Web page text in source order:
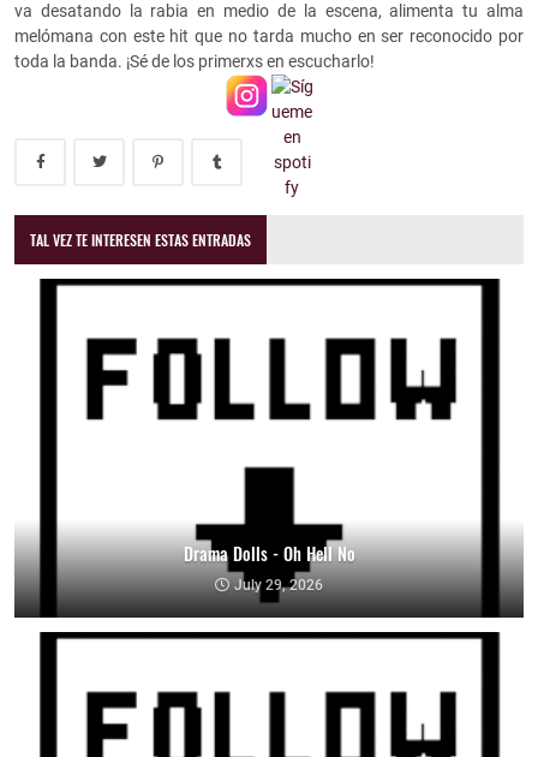
va desatando la rabia en medio de la escena, alimenta tu alma
melómana con este hit que no tarda mucho en ser reconocido por
toda la banda. ¡Sé de los primerxs en escucharlo!
TAL VEZ TE INTERESEN ESTAS ENTRADAS
Drama Dolls - Oh Hell No
July 29, 2026